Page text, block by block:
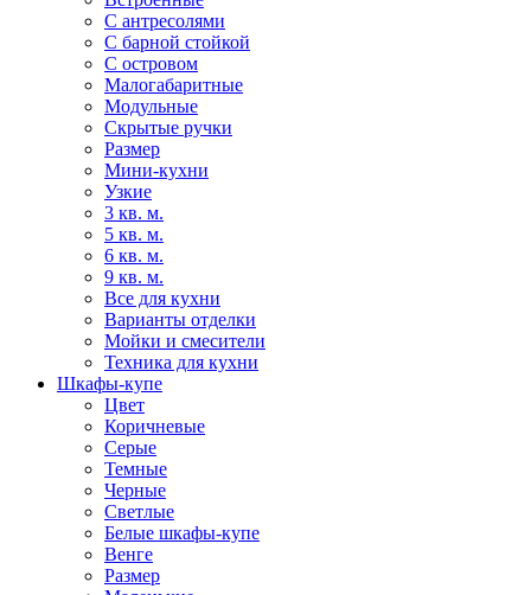
С антресолями
С барной стойкой
С островом
Малогабаритные
Модульные
Скрытые ручки
Размер
Мини-кухни
Узкие
3 кв. м.
5 кв. м.
6 кв. м.
9 кв. м.
Все для кухни
Варианты отделки
Мойки и смесители
Техника для кухни
Шкафы-купе
Цвет
Коричневые
Серые
Темные
Черные
Светлые
Белые шкафы-купе
Венге
Размер